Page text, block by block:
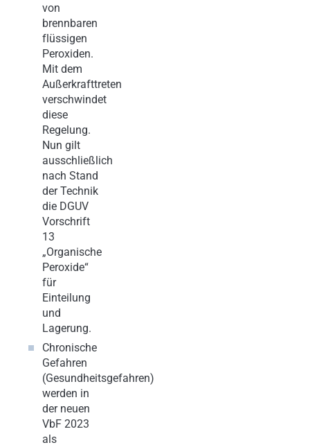
von
brennbaren
flüssigen
Peroxiden.
Mit dem
Außerkrafttreten
verschwindet
diese
Regelung.
Nun gilt
ausschließlich
nach Stand
der Technik
die DGUV
Vorschrift
13
„Organische
Peroxide“
für
Einteilung
und
Lagerung.
Chronische
Gefahren
(Gesundheitsgefahren)
werden in
der neuen
VbF 2023
als